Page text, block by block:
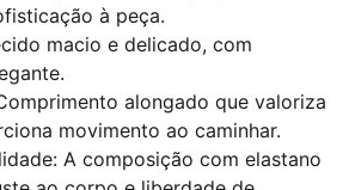
à peça.
macio e delicado, com
alongado que valoriza
movimento ao caminhar.
A composição com elastano